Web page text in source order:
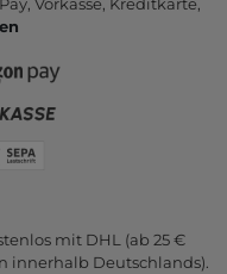
mit DHL (ab 25 €
inner­halb Deutsch­lands).